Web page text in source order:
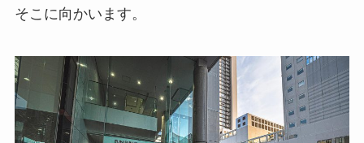
そこに向かいます。